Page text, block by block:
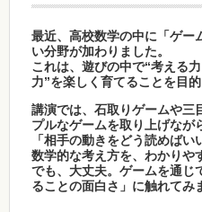
最近、高校数学の中に「ゲー
い分野が加わりました。
これは、遊びの中で“考える
力”を楽しく育てることを目的
講演では、石取りゲームや三
プルなゲームを取り上げなが
「相手の動きをどう読めば
数学的な考え方を、わかりや
でも、大丈夫。ゲームを通じ
ることの面白さ」に触れてみ